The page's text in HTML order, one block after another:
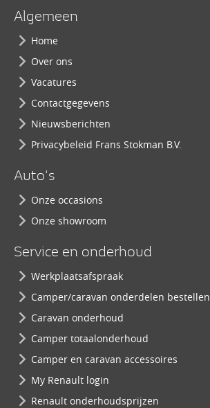
Algemeen
Home
Over ons
Vacatures
Contactgegevens
Nieuwsberichten
Privacybeleid Frans Stokman B.V.
Auto's
Onze occasions
Onze showroom
Service en onderhoud
Werkplaatsafspraak
Camper/caravan onderdelen bestellen
Caravan onderhoud
Camper totaalonderhoud
Camper en caravan accessoires
My Renault login
Renault onderhoudsprijzen